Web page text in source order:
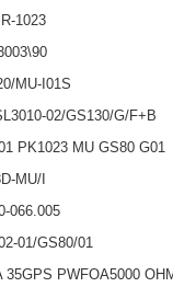
MR-1023
MU-I01S
SL3010-02/GS130/G/
PK1023 MU GS80
MU/I
066.005
01/GS80/01
35GPS PWFOA5000